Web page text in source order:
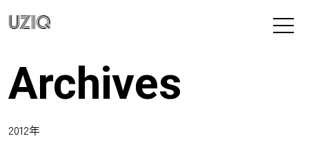
UZIQ
Archives
2012年